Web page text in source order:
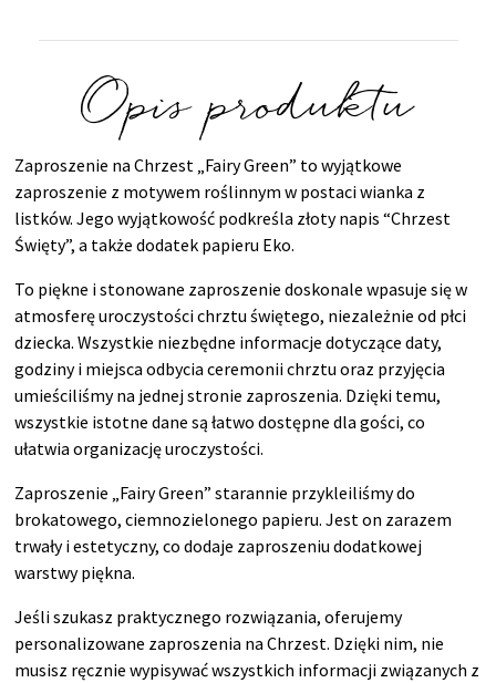
Opis produktu
Zaproszenie na Chrzest „Fairy Green” to wyjątkowe
zaproszenie z motywem roślinnym w postaci wianka z
listków. Jego wyjątkowość podkreśla złoty napis “Chrzest
Święty”, a także dodatek papieru Eko.
To piękne i stonowane zaproszenie doskonale wpasuje się w
atmosferę uroczystości chrztu świętego, niezależnie od płci
dziecka. Wszystkie niezbędne informacje dotyczące daty,
godziny i miejsca odbycia ceremonii chrztu oraz przyjęcia
umieściliśmy na jednej stronie zaproszenia. Dzięki temu,
wszystkie istotne dane są łatwo dostępne dla gości, co
ułatwia organizację uroczystości.
Zaproszenie „Fairy Green” starannie przykleiliśmy do
brokatowego, ciemnozielonego papieru. Jest on zarazem
trwały i estetyczny, co dodaje zaproszeniu dodatkowej
warstwy piękna.
Jeśli szukasz praktycznego rozwiązania, oferujemy
personalizowane zaproszenia na Chrzest. Dzięki nim, nie
musisz ręcznie wypisywać wszystkich informacji związanych z